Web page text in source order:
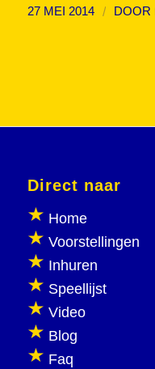
27 MEI 2014 / DOOR
Direct naar
Home
Voorstellingen
Inhuren
Speellijst
Video
Blog
Faq